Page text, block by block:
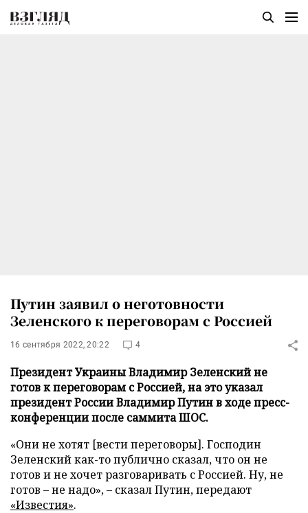
Путин заявил о неготовности
Зеленского к переговорам с Россией
16 сентября 2022, 20:22 4
Президент Украины Владимир Зеленский не
готов к переговорам с Россией, на это указал
президент России Владимир Путин в ходе пресс-
конференции после саммита ШОС.
«Они не хотят [вести переговоры]. Господин
Зеленский как-то публично сказал, что он не
готов и не хочет разговаривать с Россией. Ну, не
готов – не надо», – сказал Путин, передают
«Известия».